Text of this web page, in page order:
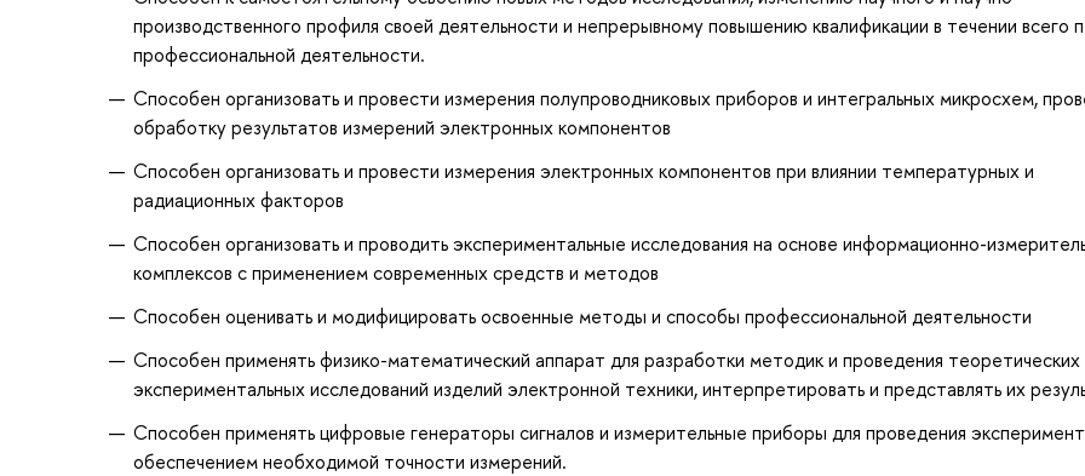
производственного профиля своей деятельности и непрерывному повышению квалификации в течении всего
профессиональной деятельности.
Способен организовать и провести измерения полупроводниковых приборов и интегральных микросхем,
обработку результатов измерений электронных компонентов
Способен организовать и провести измерения электронных компонентов при влиянии температурных и
радиационных факторов
Способен организовать и проводить экспериментальные исследования на основе информационно-
комплексов с применением современных средств и методов
Способен оценивать и модифицировать освоенные методы и способы профессиональной деятельности
Способен применять физико-математический аппарат для разработки методик и проведения теоретических
экспериментальных исследований изделий электронной техники, интерпретировать и представлять их
Способен применять цифровые генераторы сигналов и измерительные приборы для проведения
обеспечением необходимой точности измерений.